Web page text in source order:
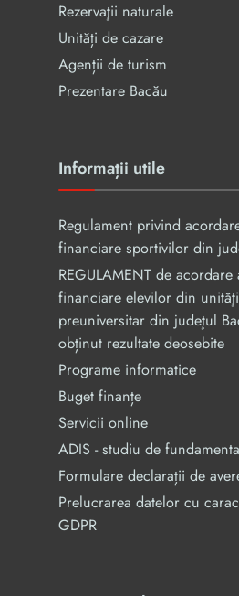
Rezervaţii naturale
Unități de cazare
Agenții de turism
Prezentare Bacău
Informații utile
Regulament privind
financiare sportivilor din
REGULAMENT de
financiare elevilor din
preuniversitar din judeţul
obținut rezultate deosebite
Programe informatice
Buget finanțe
Servicii online
ADIS - studiu de
Formulare declarații de
Prelucrarea datelor cu
GDPR